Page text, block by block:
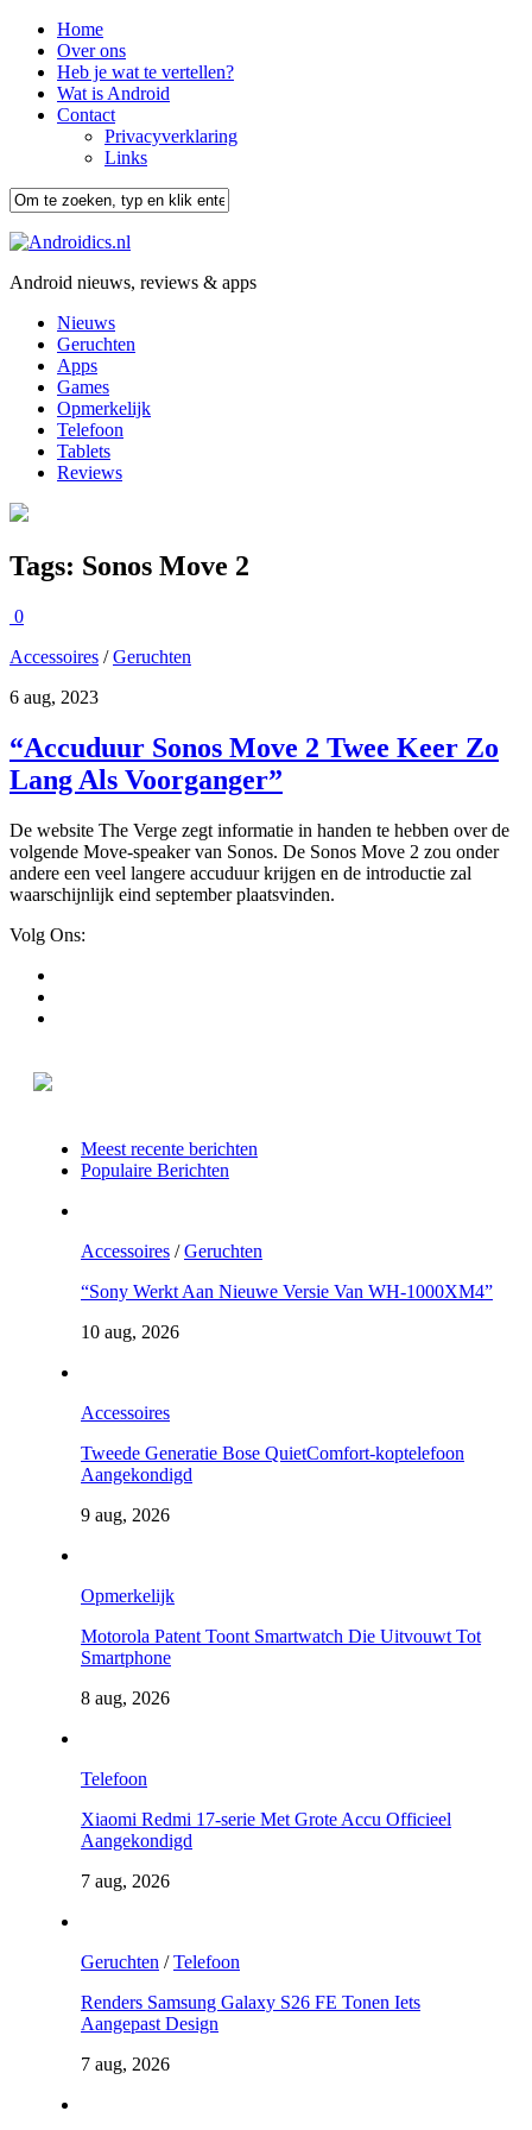
Home
Over ons
Heb je wat te vertellen?
Wat is Android
Contact
Privacyverklaring
Links
Android nieuws, reviews & apps
Nieuws
Geruchten
Apps
Games
Opmerkelijk
Telefoon
Tablets
Reviews
Tags: Sonos Move 2
0
Accessoires /Geruchten
6 aug, 2023
“Accuduur Sonos Move 2 Twee Keer Zo
Lang Als Voorganger”
De website The Verge zegt informatie in handen te hebben over de
volgende Move-speaker van Sonos. De Sonos Move 2 zou onder
andere een veel langere accuduur krijgen en de introductie zal
waarschijnlijk eind september plaatsvinden.
Volg Ons:
Meest recente berichten
Populaire Berichten
Accessoires /Geruchten
“Sony Werkt Aan Nieuwe Versie Van WH-1000XM4”
10 aug, 2026
Accessoires
Tweede Generatie Bose QuietComfort-koptelefoon
Aangekondigd
9 aug, 2026
Opmerkelijk
Motorola Patent Toont Smartwatch Die Uitvouwt Tot
Smartphone
8 aug, 2026
Telefoon
Xiaomi Redmi 17-serie Met Grote Accu Officieel
Aangekondigd
7 aug, 2026
Geruchten /Telefoon
Renders Samsung Galaxy S26 FE Tonen Iets
Aangepast Design
7 aug, 2026